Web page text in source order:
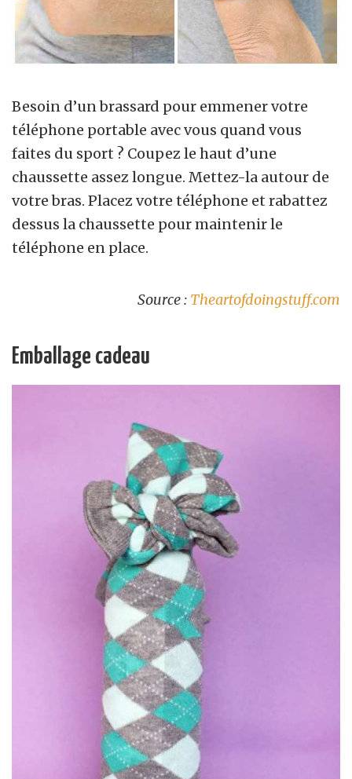
Besoin d’un brassard pour emmener votre
téléphone portable avec vous quand vous
faites du sport ? Coupez le haut d’une
chaussette assez longue. Mettez-la autour de
votre bras. Placez votre téléphone et rabattez
dessus la chaussette pour maintenir le
téléphone en place.
Source : Theartofdoingstuff.com
Emballage cadeau